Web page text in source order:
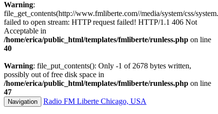
Warning:
file_get_contents(http://www.fmliberte.com//media/system/css/
failed to open stream: HTTP request failed! HTTP/1.1 406 Not
Acceptable in
/home/erica/public_html/templates/fmliberte/runless.php on line
40
Warning: file_put_contents(): Only -1 of 2678 bytes written,
possibly out of free disk space in
/home/erica/public_html/templates/fmliberte/runless.php on line
47
Navigation Radio FM Liberte Chicago, USA